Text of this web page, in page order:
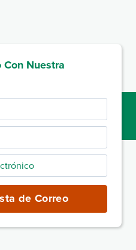
Con Nuestra
de Correo